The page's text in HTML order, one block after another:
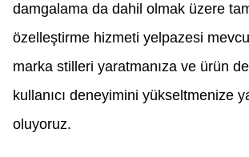
damgalama da dahil olmak üzere
özelleştirme hizmeti yelpazesi
marka stilleri yaratmanıza ve ürün
kullanıcı deneyimini yükseltmenize
oluyoruz.